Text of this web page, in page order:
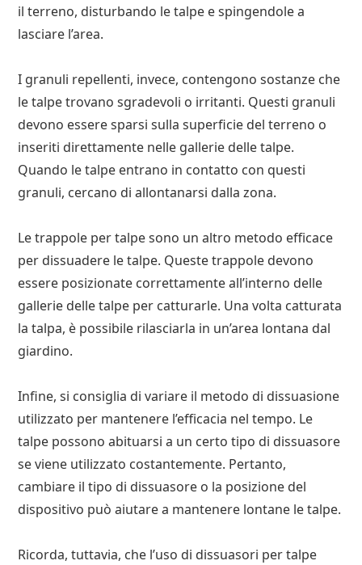
il terreno, disturbando le talpe e spingendole a
lasciare l’area.
I granuli repellenti, invece, contengono sostanze che
le talpe trovano sgradevoli o irritanti. Questi granuli
devono essere sparsi sulla superficie del terreno o
inseriti direttamente nelle gallerie delle talpe.
Quando le talpe entrano in contatto con questi
granuli, cercano di allontanarsi dalla zona.
Le trappole per talpe sono un altro metodo efficace
per dissuadere le talpe. Queste trappole devono
essere posizionate correttamente all’interno delle
gallerie delle talpe per catturarle. Una volta catturata
la talpa, è possibile rilasciarla in un’area lontana dal
giardino.
Infine, si consiglia di variare il metodo di dissuasione
utilizzato per mantenere l’efficacia nel tempo. Le
talpe possono abituarsi a un certo tipo di dissuasore
se viene utilizzato costantemente. Pertanto,
cambiare il tipo di dissuasore o la posizione del
dispositivo può aiutare a mantenere lontane le talpe.
Ricorda, tuttavia, che l’uso di dissuasori per talpe